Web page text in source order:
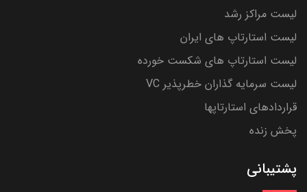
لیست مراکز رشد
لیست استارتاپ های ایران
لیست استارتاپ های شکست خورده
لیست سرمایه گذاران خطرپذیر VC
قراردادهای استارتاپها
پخش زنده
پشتیبانی